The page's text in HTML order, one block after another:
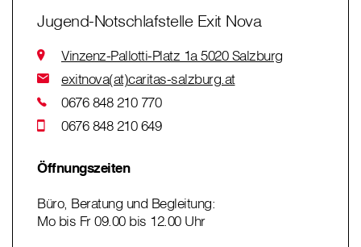
Jugend-Notschlafstelle Exit Nova
Vinzenz-Pallotti-Platz 1a 5020 Salzburg
exitnova(at)caritas-salzburg.at
0676 848 210 770
0676 848 210 649
Öffnungszeiten
Büro, Beratung und Begleitung:
Mo bis Fr 09.00 bis 12.00 Uhr